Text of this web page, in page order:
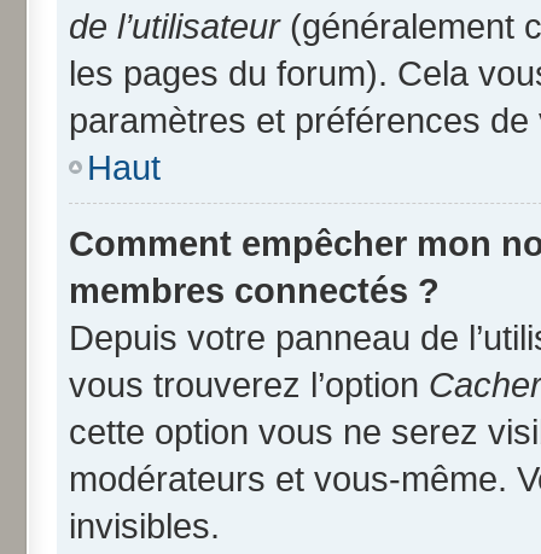
de l’utilisateur(généralement
les pages du forum). Cela
paramètres et préférences
Haut
Comment empêcher mon
membres connectés ?
Depuis votre panneau de
vous trouverez l’option
cette option vous ne serez
modérateurs et vous-même.
invisibles.